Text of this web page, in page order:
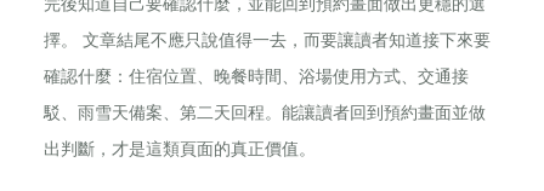
擇。 文章結尾不應只說值得一去，而要讓讀者知道接下來要
確認什麼：住宿位置、晚餐時間、浴場使用方式、交通接
駁、雨雪天備案、第二天回程。能讓讀者回到預約畫面並做
出判斷，才是這類頁面的真正價值。